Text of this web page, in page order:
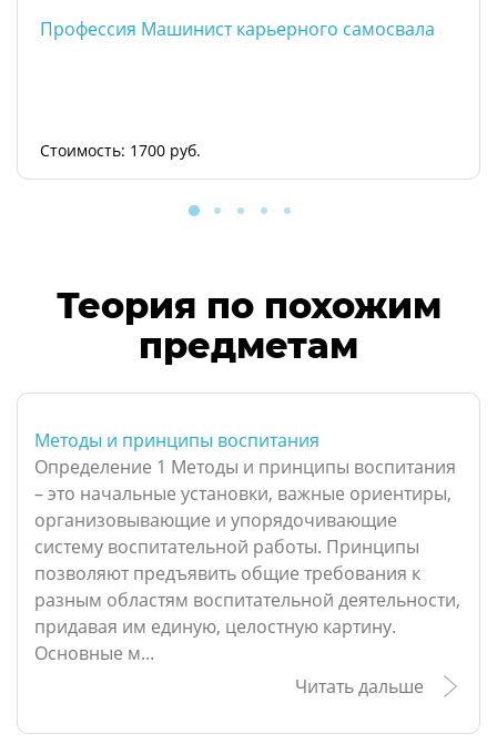
Профессия Машинист карьерного самосвала
Стоимость: 1700 руб.
Теория по похожим
предметам
Методы и принципы воспитания
Определение 1 Методы и принципы воспитания
– это начальные установки, важные ориентиры,
организовывающие и упорядочивающие
систему воспитательной работы. Принципы
позволяют предъявить общие требования к
разным областям воспитательной деятельности,
придавая им единую, целостную картину.
Основные м...
Читать дальше